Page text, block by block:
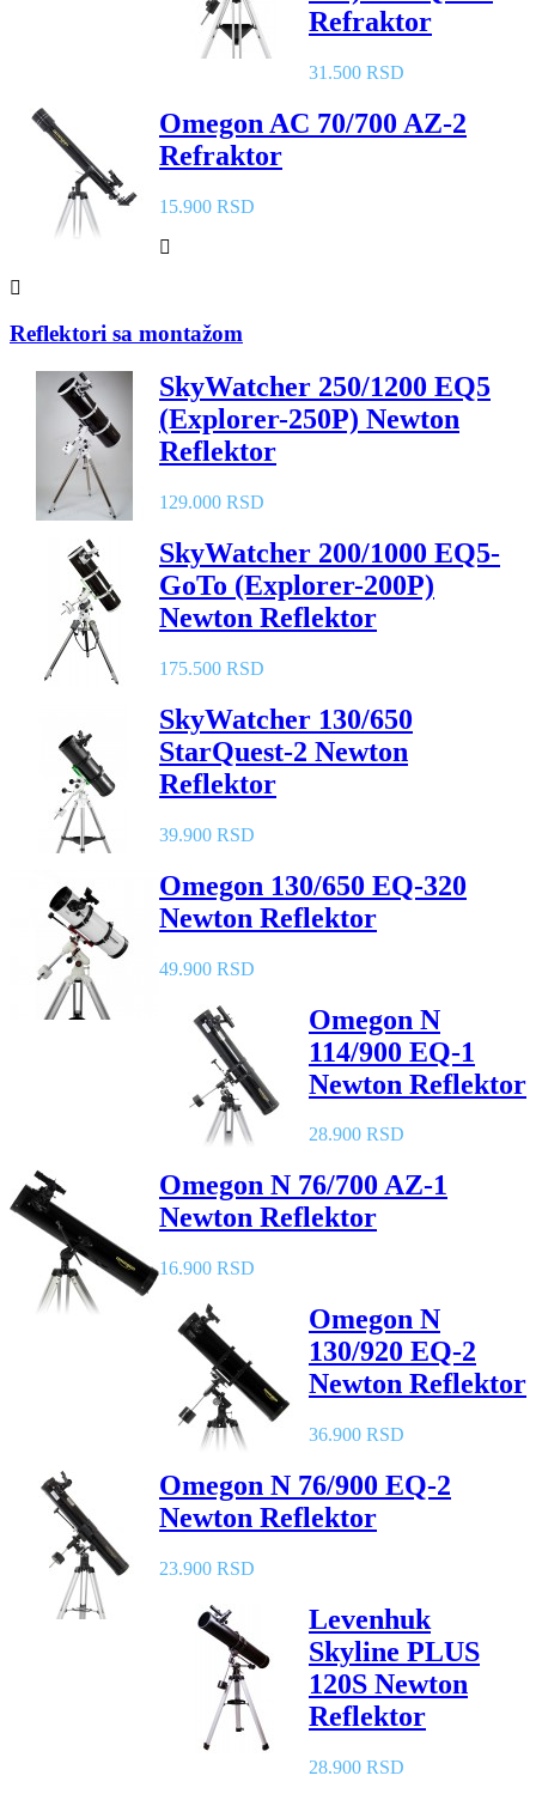
Refraktor
31.500 RSD
Omegon AC 70/700 AZ-2
Refraktor
15.900 RSD
Reflektori sa montažom
SkyWatcher 250/1200 EQ5
(Explorer-250P) Newton
Reflektor
129.000 RSD
SkyWatcher 200/1000 EQ5-
GoTo (Explorer-200P)
Newton Reflektor
175.500 RSD
SkyWatcher 130/650
StarQuest-2 Newton
Reflektor
39.900 RSD
Omegon 130/650 EQ-320
Newton Reflektor
49.900 RSD
Omegon N
114/900 EQ-1
Newton Reflektor
28.900 RSD
Omegon N 76/700 AZ-1
Newton Reflektor
16.900 RSD
Omegon N
130/920 EQ-2
Newton Reflektor
36.900 RSD
Omegon N 76/900 EQ-2
Newton Reflektor
23.900 RSD
Levenhuk
Skyline PLUS
120S Newton
Reflektor
28.900 RSD